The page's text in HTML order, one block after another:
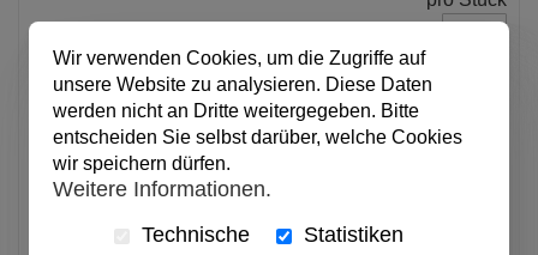
In den Warenkorb
Wir verwenden Cookies, um die Zugriffe auf
unsere Website zu analysieren. Diese Daten
werden nicht an Dritte weitergegeben. Bitte
entscheiden Sie selbst darüber, welche Cookies
wir speichern dürfen.
Weitere Informationen.
Technische
Statistiken